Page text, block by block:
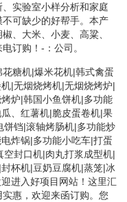
实验室小样分析和家庭
可缺少的好帮手。本产
、大米、小麦、高粱、
订购！-：公司。
糖机|爆米花机|韩式禽蛋
|无烟烧烤机|无烟烧烤炉|
炉|韩国小鱼饼机|多功能
、红薯机|脆皮蛋卷机|果
饼铛|滚轴烤肠机|多功能炒
炸锅|多功能小吃车|打蛋
封口机|肉丸打浆成型机|
杯机|豆奶豆腐机|蒸笼|冰
进入好项目网站！这里汇
惠，欢迎来函订购。您